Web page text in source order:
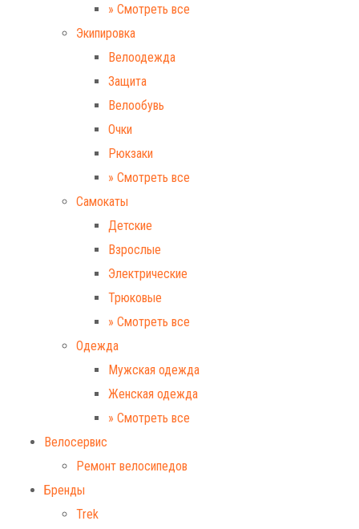
» Смотреть все
Экипировка
Велоодежда
Защита
Велообувь
Очки
Рюкзаки
» Смотреть все
Самокаты
Детские
Взрослые
Электрические
Трюковые
» Смотреть все
Одежда
Мужская одежда
Женская одежда
» Смотреть все
Велосервис
Ремонт велосипедов
Бренды
Trek